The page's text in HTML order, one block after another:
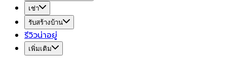
เช่า
รับสร้างบ้าน
รีวิวน่าอยู่
เพิ่มเติม